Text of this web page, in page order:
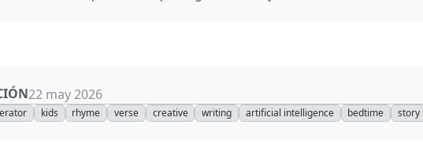
22 may 2026
kids rhyme verse creative writing artificial intelligence bedtime story